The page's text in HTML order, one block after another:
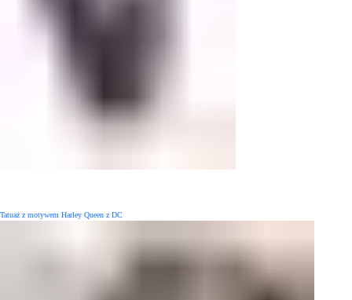
Tatuaż z motywem Harley Queen z DC